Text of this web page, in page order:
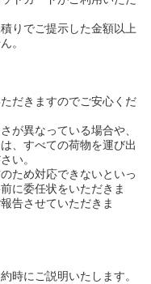
りでご提示した金額以上
。
だきますのでご安心くだ
が異なっている場合や、
、すべての荷物を運び出
い。
ため対応できないといっ
に委任状をいただきま
告させていただきま
時にご説明いたします。